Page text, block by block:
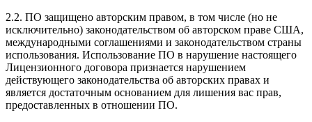
2.2. ПО защищено авторским правом, в том числе (но не
исключительно) законодательством об авторском праве США,
международными соглашениями и законодательством страны
использования. Использование ПО в нарушение настоящего
Лицензионного договора признается нарушением
действующего законодательства об авторских правах и
является достаточным основанием для лишения вас прав,
предоставленных в отношении ПО.